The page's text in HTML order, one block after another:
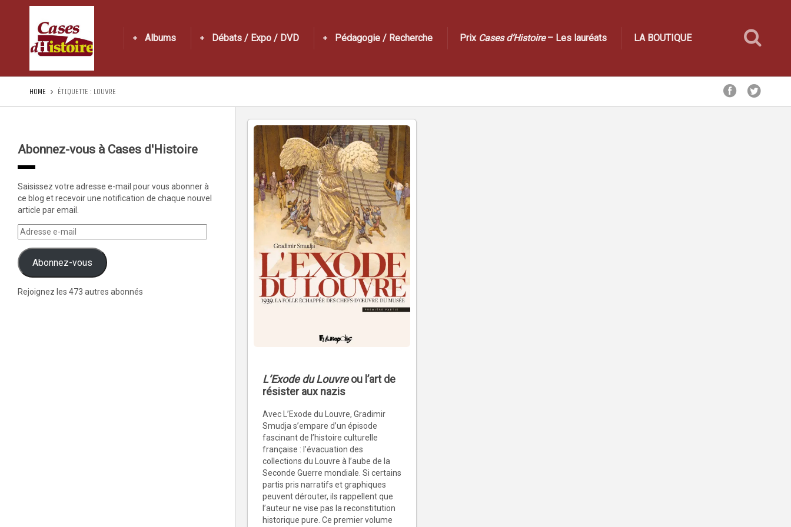
Albums Débats / Expo / DVD Pédagogie / Recherche Prix Cases d’Histoire– Les lauréats LA BOUTIQUE
HOME ÉTIQUETTE : LOUVRE
Abonnez-vous à Cases d'Histoire
Saisissez votre adresse e-mail pour vous abonner à
ce blog et recevoir une notification de chaque nouvel
article par email.
Abonnez-vous
Rejoignez les 473 autres abonnés
L’Exode du Louvreou l’art de
résister aux nazis
Avec L’Exode du Louvre, Gradimir
Smudja s’empare d’un épisode
fascinant de l’histoire culturelle
française : l’évacuation des
collections du Louvre à l’aube de la
Seconde Guerre mondiale. Si certains
partis pris narratifs et graphiques
peuvent dérouter, ils rappellent que
l’auteur ne vise pas la reconstitution
historique pure. Ce premier volume